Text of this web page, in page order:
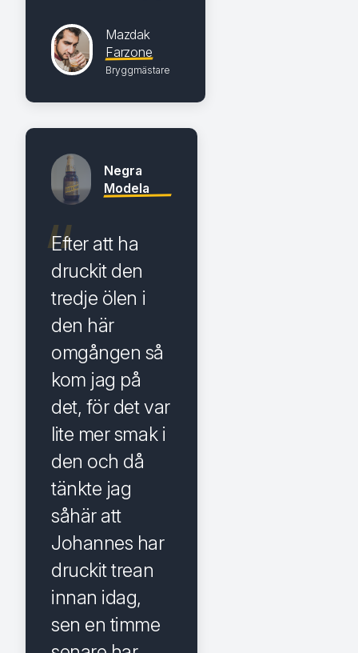
Mazdak
Farzone
Bryggmästare
Negra
Modela
Efter att ha
druckit den
tredje ölen i
den här
omgången så
kom jag på
det, för det var
lite mer smak i
den och då
tänkte jag
såhär att
Johannes har
druckit trean
innan idag,
sen en timme